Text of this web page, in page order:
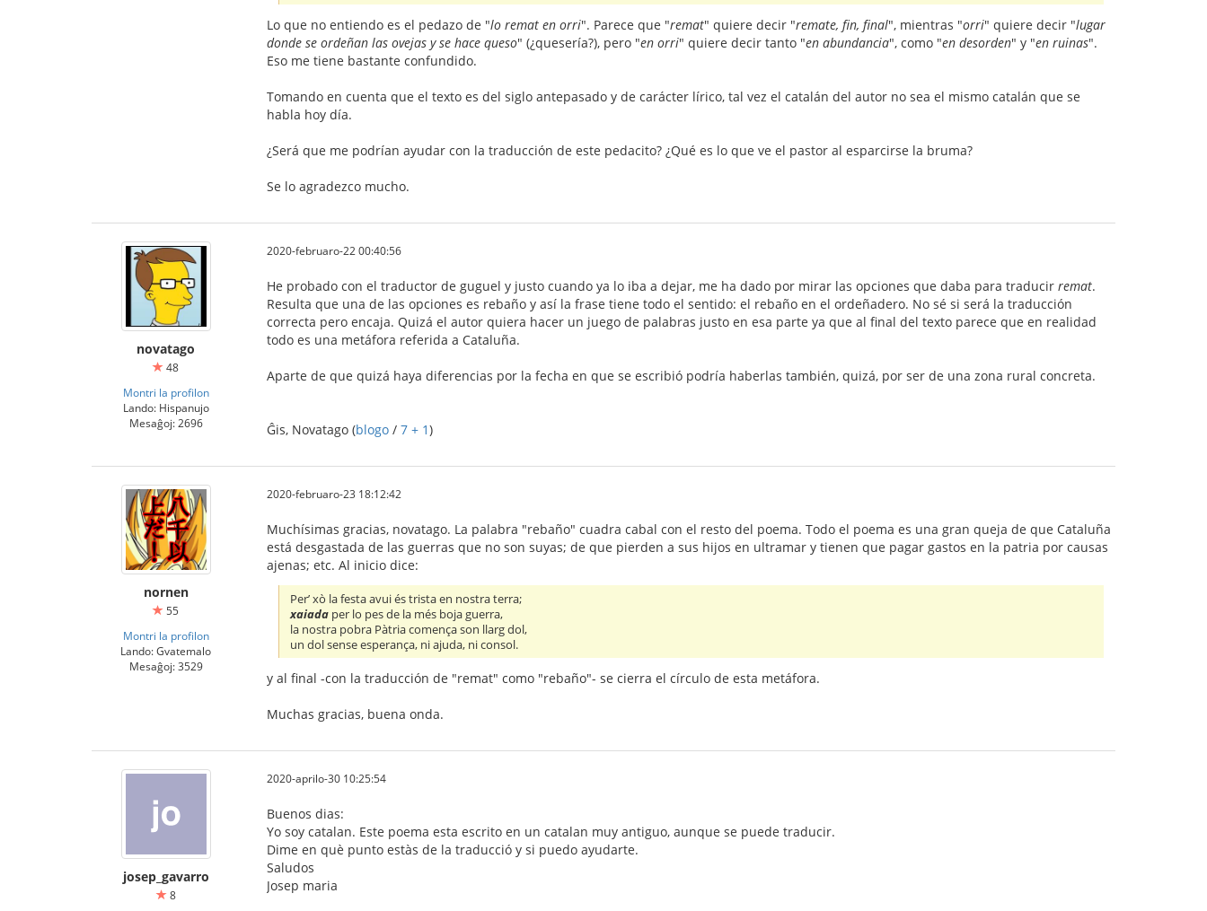
Lo que no entiendo es el pedazo de "lo remat en orri". Parece que "remat" quiere decir "remate, fin, final", mientras "orri" quiere decir "lugar
donde se ordeñan las ovejas y se hace queso" (¿quesería?), pero "en orri" quiere decir tanto "en abundancia", como "en desorden" y "en ruinas".
Eso me tiene bastante confundido.
Tomando en cuenta que el texto es del siglo antepasado y de carácter lírico, tal vez el catalán del autor no sea el mismo catalán que se
habla hoy día.
¿Será que me podrían ayudar con la traducción de este pedacito? ¿Qué es lo que ve el pastor al esparcirse la bruma?
Se lo agradezco mucho.
novatago
48
Montri la profilon
Lando: Hispanujo
Mesaĝoj: 2696
2020-februaro-22 00:40:56
He probado con el traductor de guguel y justo cuando ya lo iba a dejar, me ha dado por mirar las opciones que daba para traducir remat.
Resulta que una de las opciones es rebaño y así la frase tiene todo el sentido: el rebaño en el ordeñadero. No sé si será la traducción
correcta pero encaja. Quizá el autor quiera hacer un juego de palabras justo en esa parte ya que al final del texto parece que en realidad
todo es una metáfora referida a Cataluña.
Aparte de que quizá haya diferencias por la fecha en que se escribió podría haberlas también, quizá, por ser de una zona rural concreta.
Ĝis, Novatago (blogo / 7 + 1)
nornen
55
Montri la profilon
Lando: Gvatemalo
Mesaĝoj: 3529
2020-februaro-23 18:12:42
Muchísimas gracias, novatago. La palabra "rebaño" cuadra cabal con el resto del poema. Todo el poema es una gran queja de que Cataluña
está desgastada de las guerras que no son suyas; de que pierden a sus hijos en ultramar y tienen que pagar gastos en la patria por causas
ajenas; etc. Al inicio dice:
Per’ xò la festa avui és trista en nostra terra;
xaiada per lo pes de la més boja guerra,
la nostra pobra Pàtria comença son llarg dol,
un dol sense esperança, ni ajuda, ni consol.
y al final -con la traducción de "remat" como "rebaño"- se cierra el círculo de esta metáfora.
Muchas gracias, buena onda.
josep_gavarro
8
2020-aprilo-30 10:25:54
Buenos dias:
Yo soy catalan. Este poema esta escrito en un catalan muy antiguo, aunque se puede traducir.
Dime en què punto estàs de la traducció y si puedo ayudarte.
Saludos
Josep maria